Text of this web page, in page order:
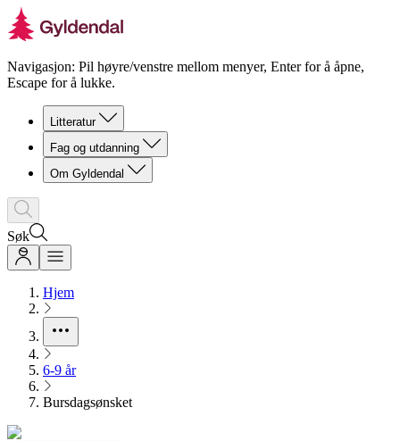
Navigasjon: Pil høyre/venstre mellom menyer, Enter for å åpne,
Escape for å lukke.
Litteratur
Fag og utdanning
Om Gyldendal
Søk
Hjem
6-9 år
Bursdagsønsket